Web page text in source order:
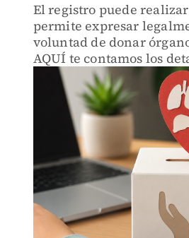
El registro puede
permite expresar
voluntad de donar
AQUÍ te contamos los
proceso.